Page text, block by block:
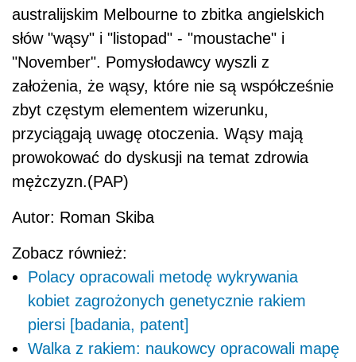
australijskim Melbourne to zbitka angielskich
słów "wąsy" i "listopad" - "moustache" i
"November". Pomysłodawcy wyszli z
założenia, że wąsy, które nie są współcześnie
zbyt częstym elementem wizerunku,
przyciągają uwagę otoczenia. Wąsy mają
prowokować do dyskusji na temat zdrowia
mężczyzn.(PAP)
Autor: Roman Skiba
Zobacz również:
Polacy opracowali metodę wykrywania
kobiet zagrożonych genetycznie rakiem
piersi [badania, patent]
Walka z rakiem: naukowcy opracowali mapę